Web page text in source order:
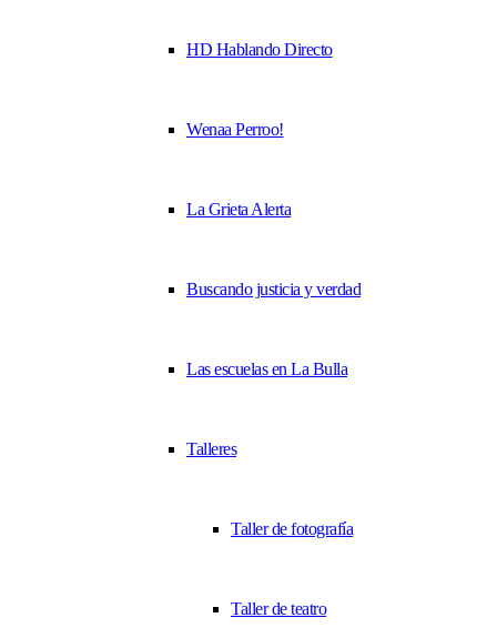
HD Hablando Directo
Wenaa Perroo!
La Grieta Alerta
Buscando justicia y verdad
Las escuelas en La Bulla
Talleres
Taller de fotografía
Taller de teatro